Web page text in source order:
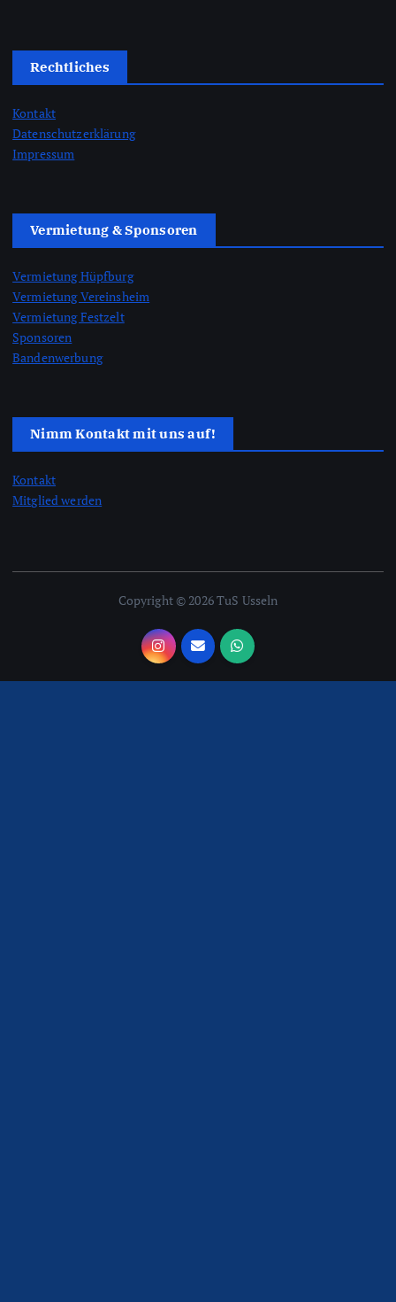
Rechtliches
Kontakt
Datenschutzerklärung
Impressum
Vermietung & Sponsoren
Vermietung Hüpfburg
Vermietung Vereinsheim
Vermietung Festzelt
Sponsoren
Bandenwerbung
Nimm Kontakt mit uns auf!
Kontakt
Mitglied werden
Copyright © 2026 TuS Usseln